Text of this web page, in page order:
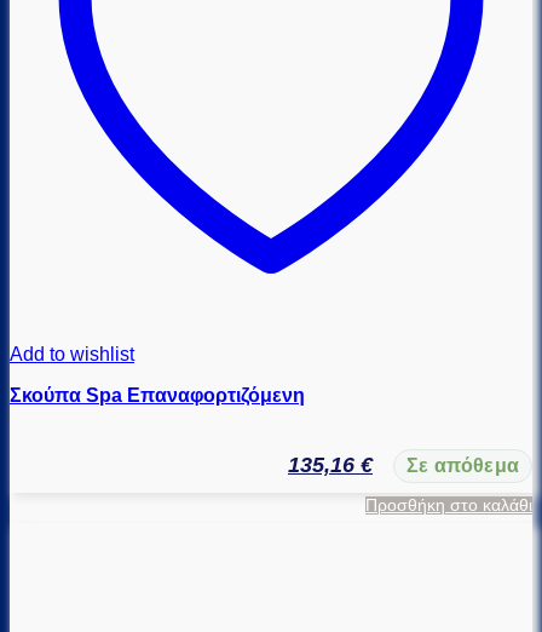
Add to wishlist
Σκούπα Spa Επαναφορτιζόμενη
135,16 € Σε απόθεμα
Προσθήκη στο καλάθι